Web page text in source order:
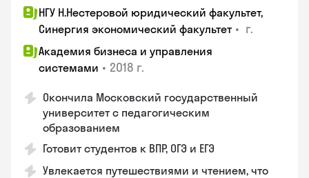
НГУ Н.Нестеровой юридический факультет,
Синергия экономический факультет • г.
Академия бизнеса и управления
системами • 2018 г.
Окончила Московский государственный
университет с педагогическим
образованием
Готовит студентов к ВПР, ОГЭ и ЕГЭ
Увлекается путешествиями и чтением, что